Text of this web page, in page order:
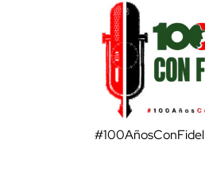
#100AñosConFidel